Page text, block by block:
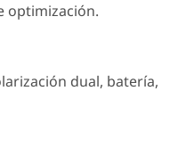
optimización.
dual, batería,